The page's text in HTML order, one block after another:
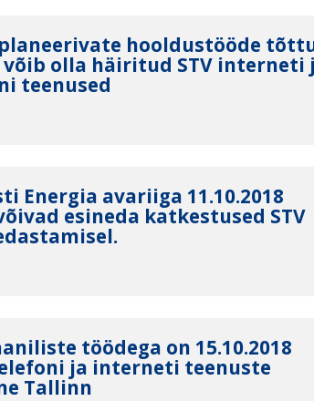
hooldustööde
võib olla häiritud STV interneti
teenused
Energia avariiga 11.10.2018
esineda katkestused STV
töödega on 15.10.2018
ja interneti teenuste
Tallinn